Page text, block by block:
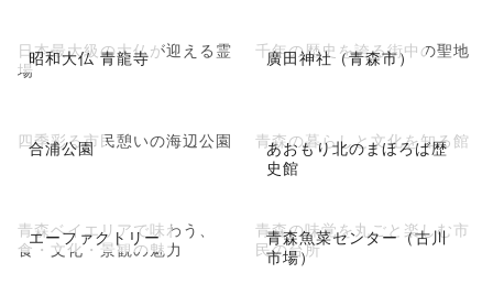
昭和大仏 青龍寺
日本最大級の大仏が迎える霊
場
廣田神社（青森市）
千年の歴史を誇る街中の聖地
合浦公園
四季彩る市民憩いの海辺公園
あおもり北のまほろば歴
史館
青森の暮らしと文化を知る館
エーファクトリー
青森ベイエリアで味わう、
食・文化・景観の魅力
青森魚菜センター（古川
市場）
青森の味覚を丸ごと楽しむ市
民の台所